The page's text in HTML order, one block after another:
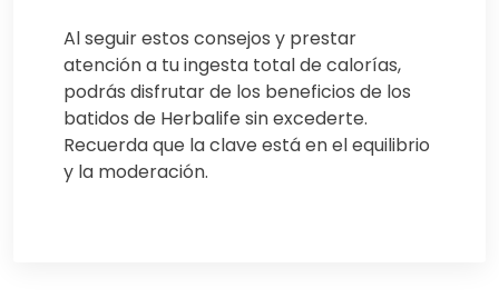
Al seguir estos consejos y prestar
atención a tu ingesta total de calorías,
podrás disfrutar de los beneficios de los
batidos de Herbalife sin excederte.
Recuerda que la clave está en el equilibrio
y la moderación.